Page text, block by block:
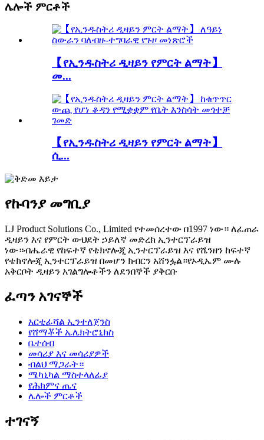
ሌሎች ምርቶች
【የኢንዱስትሪ ዲዛይን የምርት ልማት】
መ...
【የኢንዱስትሪ ዲዛይን የምርት ልማት】
ሲ...
የኩባንያ መግቢያ
LJ Product Solutions Co., Limited የተመሰረተው በ1997 ነው። ለፈጠራ
ዲዛይን እና የምርት ውህደት ኃይለኛ መድረክ ኢንተርፕራይዝ
ነው።ብሔራዊ የከፍተኛ የቴክኖሎጂ ኢንተርፕራይዝ እና የሼንዘን ከፍተኛ
የቴክኖሎጂ ኢንተርፕራይዝ በመሆን ክብርን አሸንፏል።የኦዲኤም ሙሉ
አቅርቦት ዲዛይን አገልግሎቶችን ለደንበኞች ያቅርቡ
ፈጣን አገናኞች
አርቲፊሻል ኢንተለጀንስ
የሸማቾች ኤሌክትሮኒክስ
ቤተሰብ
መሳሪያ እና መሳሪያዎች
ብልህ ማጋራት።
ሜካኒካል ማስተላለፊያ
የሕክምና ጤና
ሌሎች ምርቶች
ተገናኝ